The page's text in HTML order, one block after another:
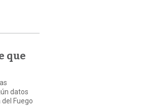
que
datos
Fuego